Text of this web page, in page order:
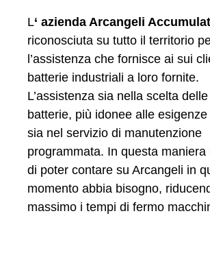
L‘ azienda Arcangeli
riconosciuta su tutto il territorio
l’assistenza che fornisce ai sui
batterie industriali a loro fornite.
L’assistenza sia nella scelta
batterie, più idonee alle
sia nel servizio di manutenzione
programmata. In questa maniera
di poter contare su Arcangeli in
momento abbia bisogno,
massimo i tempi di fermo